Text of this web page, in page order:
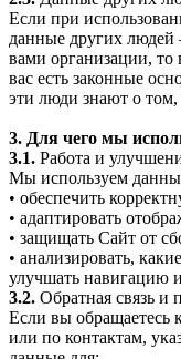
Если при
данные других людей
вами организации, то
вас есть законные
эти люди знают о
3. Для чего мы
3.1. Работа и
Мы используем
• обеспечить
• адаптировать
• защищать Сайт от
• анализировать,
улучшать навигацию
3.2. Обратная связь и
Если вы обращаетесь
или по контактам,